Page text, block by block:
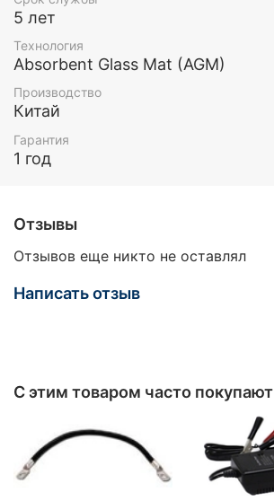
5 лет
Технология
Absorbent Glass Mat (AGM)
Производство
Китай
Гарантия
1 год
Отзывы
Отзывов еще никто не оставлял
Написать отзыв
С этим товаром часто покупают